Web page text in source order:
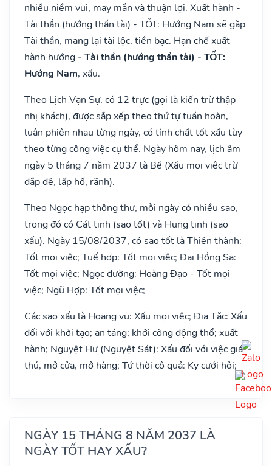
nhiều niềm vui, may mắn và thuận lợi. Xuất hành -
Tài thần (hướng thần tài) - TỐT: Hướng Nam sẽ gặp
Tài thần, mang lại tài lộc, tiền bạc. Hạn chế xuất
hành hướng - Tài thần (hướng thần tài) - TỐT:
Hướng Nam, xấu.
Theo Lịch Vạn Sự, có 12 trực (gọi là kiến trừ thập
nhị khách), được sắp xếp theo thứ tự tuần hoàn,
luân phiên nhau từng ngày, có tính chất tốt xấu tùy
theo từng công việc cụ thể. Ngày hôm nay, lịch âm
ngày 5 tháng 7 năm 2037 là Bế (Xấu mọi việc trừ
đắp đê, lấp hố, rãnh).
Theo Ngọc hạp thông thư, mỗi ngày có nhiều sao,
trong đó có Cát tinh (sao tốt) và Hung tinh (sao
xấu). Ngày 15/08/2037, có sao tốt là Thiên thành:
Tốt mọi việc; Tuế hợp: Tốt mọi việc; Đại Hồng Sa:
Tốt mọi việc; Ngọc đường: Hoàng Đạo - Tốt mọi
việc; Ngũ Hợp: Tốt mọi việc;
Các sao xấu là Hoang vu: Xấu mọi việc; Địa Tặc: Xấu
đối với khởi tạo; an táng; khởi công động thổ; xuất
hành; Nguyệt Hư (Nguyệt Sát): Xấu đối với việc giá
thú, mở cửa, mở hàng; Tứ thời cô quả: Kỵ cưới hỏi;
NGÀY 15 THÁNG 8 NĂM 2037 LÀ
NGÀY TỐT HAY XẤU?